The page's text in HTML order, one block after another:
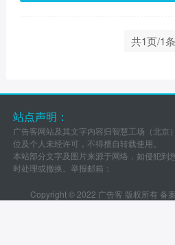
共1页/1条
站点声明：
广告客网站及其文字内容归智慧工场（北京
位及个人未经许可，不得擅自转载使用。
本站部分文字及图片来源于网络，如侵犯到
时处理或撤换。举报邮箱：
Copyright © 2022 广告客 版权所有 备